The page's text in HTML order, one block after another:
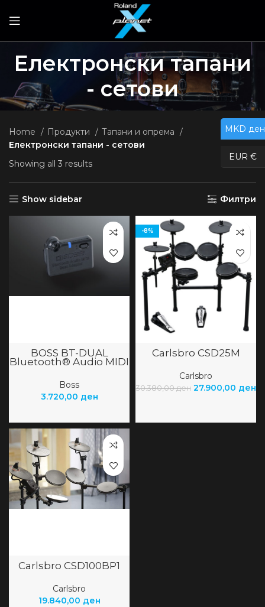
Електронски тапани
- сетови
Home Продукти
Тапани и опрема
Електронски тапани - сетови
Showing all 3 results
Show sidebar Филтри
BOSS BT-DUAL
Bluetooth® Audio MIDI
Boss
3.720,00 ден
-8%
Carlsbro CSD25M
Carlsbro
30.380,00ден 27.900,00 ден
Carlsbro CSD100BP1
Carlsbro
19.840,00 ден
MKD ден
EUR €